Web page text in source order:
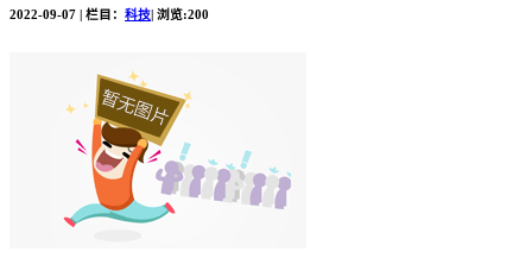
2022-09-07 | 栏目： 科技| 浏览:200